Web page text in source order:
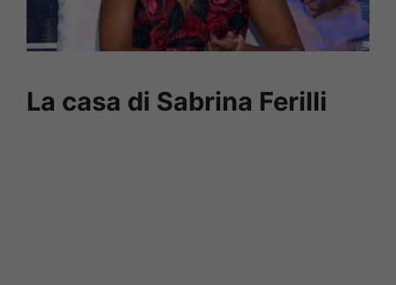
La casa di Sabrina Ferilli